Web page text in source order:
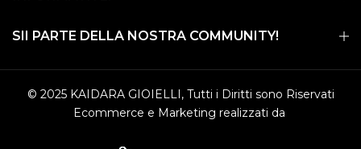
SII PARTE DELLA NOSTRA COMMUNITY!
© 2025 KAIDARA GIOIELLI, Tutti i Diritti sono Riservati
Ecommerce e Marketing realizzati da